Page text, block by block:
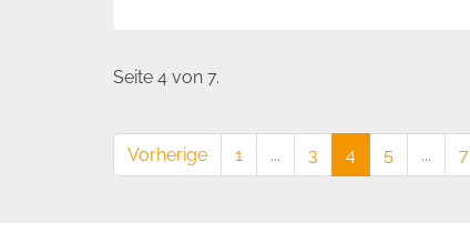
Seite 4 von 7.
Vorherige 1 ... 3 4 5 ... 7